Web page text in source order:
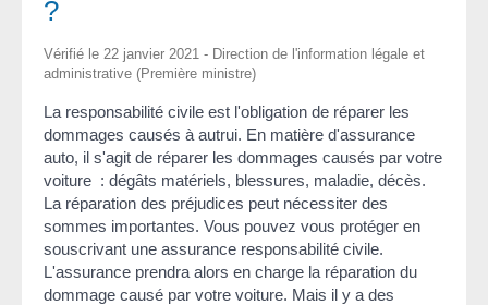
?
Vérifié le 22 janvier 2021 - Direction de l'information légale et
administrative (Première ministre)
La responsabilité civile est l'obligation de réparer les
dommages causés à autrui. En matière d'assurance
auto, il s'agit de réparer les dommages causés par votre
voiture : dégâts matériels, blessures, maladie, décès.
La réparation des préjudices peut nécessiter des
sommes importantes. Vous pouvez vous protéger en
souscrivant une assurance responsabilité civile.
L'assurance prendra alors en charge la réparation du
dommage causé par votre voiture. Mais il y a des